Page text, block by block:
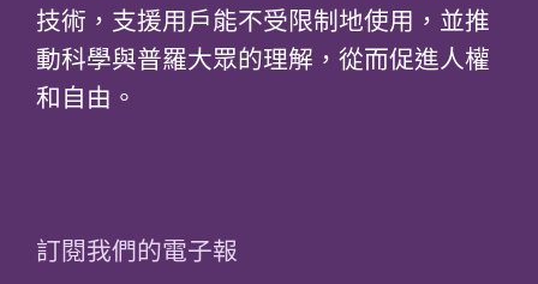
技術，支援用戶能不受限制地使用，並推
動科學與普羅大眾的理解，從而促進人權
和自由。
訂閱我們的電子報